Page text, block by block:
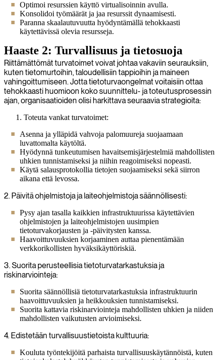
Optimoi resurssien käyttö virtualisoinnin avulla.
Konsolidoi työmäärät ja jaa resurssit dynaamisesti.
Paranna skaalautuvuutta hyödyntämällä tehokkaasti
käytettävissä olevia resursseja.
Haaste 2: Turvallisuus ja tietosuoja
Riittämättömät turvatoimet voivat johtaa vakaviin seurauksiin,
kuten tietomurtoihin, taloudellisiin tappioihin ja maineen
vahingoittumiseen. Jotta tietoturvaongelmat voitaisiin ottaa
tehokkaasti huomioon koko suunnittelu- ja toteutusprosessin
ajan, organisaatioiden olisi harkittava seuraavia strategioita:
Toteuta vankat turvatoimet:
Asenna ja ylläpidä vahvoja palomuureja suojaamaan
luvattomalta käytöltä.
Hyödynnä tunkeutumisen havaitsemisjärjestelmiä mahdollisten
uhkien tunnistamiseksi ja niihin reagoimiseksi nopeasti.
Käytä salausprotokollia tietojen suojaamiseksi sekä siirron
aikana että levossa.
2. Päivitä ohjelmistoja ja laiteohjelmistoja säännöllisesti:
Pysy ajan tasalla kaikkien infrastruktuurissa käytettävien
ohjelmistojen ja laiteohjelmistojen uusimpien
tietoturvakorjausten ja -päivitysten kanssa.
Haavoittuvuuksien korjaaminen auttaa pienentämään
verkkorikollisten hyväksikäyttöriskiä.
3. Suorita perusteellisia tietoturvatarkastuksia ja
riskinarviointeja:
Suorita säännöllisiä tietoturvatarkastuksia infrastruktuurin
haavoittuvuuksien ja heikkouksien tunnistamiseksi.
Suorita kattavia riskinarviointeja mahdollisten uhkien ja niiden
mahdollisten vaikutusten arvioimiseksi.
4. Edistetään turvallisuustietoista kulttuuria:
Kouluta työntekijöitä parhaista turvallisuuskäytännöistä, kuten